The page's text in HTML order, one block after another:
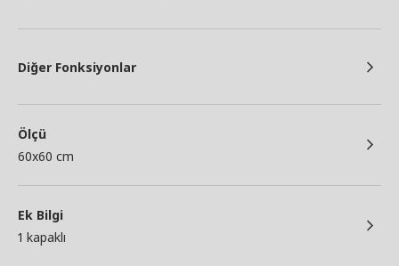
Diğer Fonksiyonlar
Ölçü
60x60 cm
Ek Bilgi
1 kapaklı